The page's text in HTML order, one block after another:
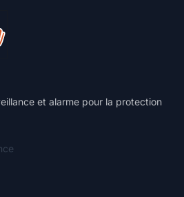
et alarme pour la protection